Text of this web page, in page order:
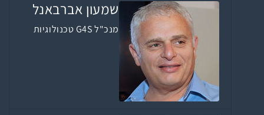
שמעון אברבאנל
מנכ"ל G4S טכנולוגיות